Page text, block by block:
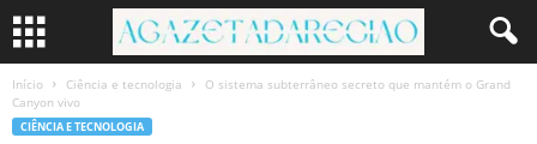
Início Ciência e tecnologia
O sistema subterrâneo secreto que mantém o Grand
Canyon vivo
CIÊNCIA E TECNOLOGIA